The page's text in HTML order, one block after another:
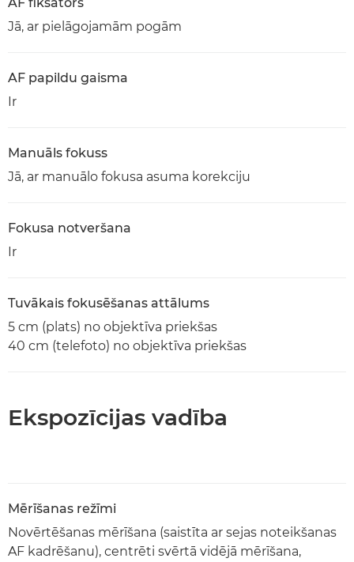
Jā, ar pielāgojamām pogām
AF papildu gaisma
Ir
Manuāls fokuss
Jā, ar manuālo fokusa asuma korekciju
Fokusa notveršana
Ir
Tuvākais fokusēšanas attālums
5 cm (plats) no objektīva priekšas
40 cm (telefoto) no objektīva priekšas
Ekspozīcijas vadība
Mērīšanas režīmi
Novērtēšanas mērīšana (saistīta ar sejas noteikšanas
AF kadrēšanu), centrēti svērtā vidējā mērīšana,